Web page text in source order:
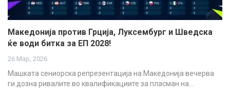
Македонија против Грција, Луксембург и Шведска
ќе води битка за ЕП 2028!
26 Мар, 2026
Машката сениорска репрезентација на Македонија вечерва
ги дозна ривалите во квалификациите за пласман на…